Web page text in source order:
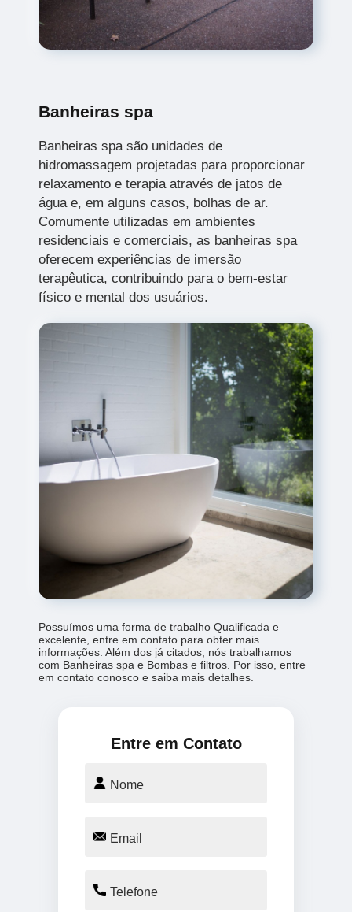
Banheiras spa
Banheiras spa são unidades de
hidromassagem projetadas para proporcionar
relaxamento e terapia através de jatos de
água e, em alguns casos, bolhas de ar.
Comumente utilizadas em ambientes
residenciais e comerciais, as banheiras spa
oferecem experiências de imersão
terapêutica, contribuindo para o bem-estar
físico e mental dos usuários.
Possuímos uma forma de trabalho Qualificada e
excelente, entre em contato para obter mais
informações. Além dos já citados, nós trabalhamos
com Banheiras spa e Bombas e filtros. Por isso, entre
em contato conosco e saiba mais detalhes.
Entre em Contato